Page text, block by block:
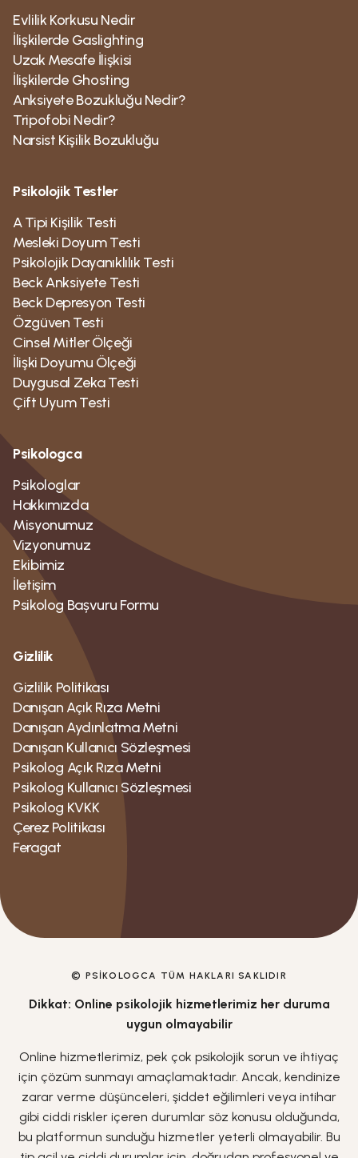
Evlilik Korkusu Nedir
İlişkilerde Gaslighting
Uzak Mesafe İlişkisi
İlişkilerde Ghosting
Anksiyete Bozukluğu Nedir?
Tripofobi Nedir?
Narsist Kişilik Bozukluğu
Psikolojik Testler
A Tipi Kişilik Testi
Mesleki Doyum Testi
Psikolojik Dayanıklılık Testi
Beck Anksiyete Testi
Beck Depresyon Testi
Özgüven Testi
Cinsel Mitler Ölçeği
İlişki Doyumu Ölçeği
Duygusal Zeka Testi
Çift Uyum Testi
Psikologca
Psikologlar
Hakkımızda
Misyonumuz
Vizyonumuz
Ekibimiz
İletişim
Psikolog Bașvuru Formu
Gizlilik
Gizlilik Politikası
Danışan Açık Rıza Metni
Danışan Aydınlatma Metni
Danışan Kullanıcı Sözleşmesi
Psikolog Açık Rıza Metni
Psikolog Kullanıcı Sözleşmesi
Psikolog KVKK
Çerez Politikası
Feragat
© PSIKOLOGCA TÜM HAKLARI SAKLIDIR
Dikkat: Online psikolojik hizmetlerimiz her duruma
uygun olmayabilir
Online hizmetlerimiz, pek çok psikolojik sorun ve ihtiyaç
için çözüm sunmayı amaçlamaktadır. Ancak, kendinize
zarar verme düşünceleri, şiddet eğilimleri veya intihar
gibi ciddi riskler içeren durumlar söz konusu olduğunda,
bu platformun sunduğu hizmetler yeterli olmayabilir. Bu